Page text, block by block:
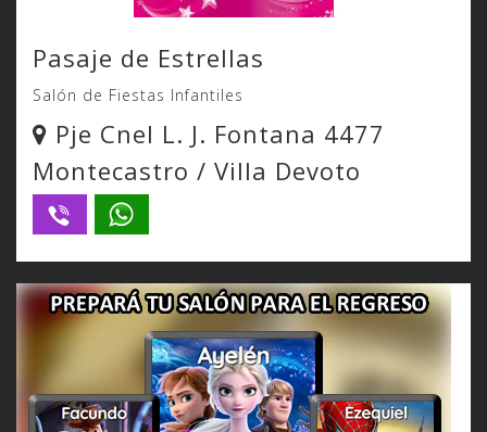
Pasaje de Estrellas
Salón de Fiestas Infantiles
Pje Cnel L. J. Fontana 4477
Montecastro / Villa Devoto